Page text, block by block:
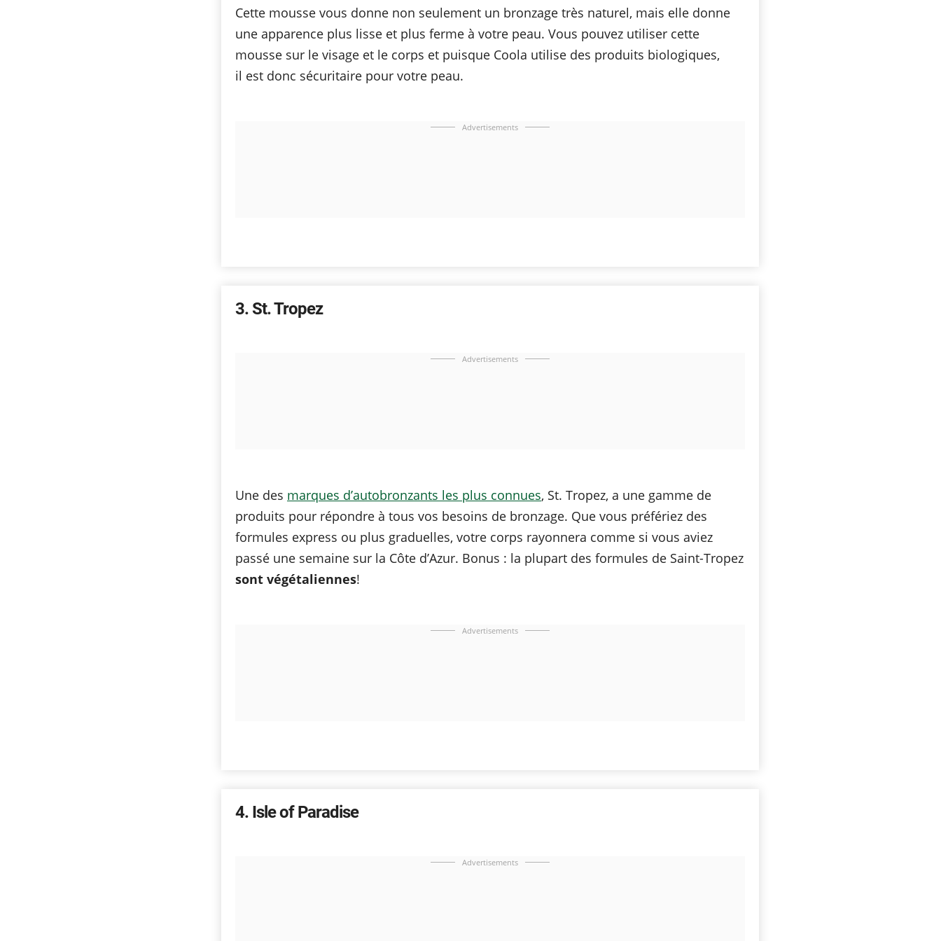
Cette mousse vous donne non seulement un bronzage très naturel, mais elle donne
une apparence plus lisse et plus ferme à votre peau. Vous pouvez utiliser cette
mousse sur le visage et le corps et puisque Coola utilise des produits biologiques,
il est donc sécuritaire pour votre peau.
Advertisements
3 St. Tropez
Advertisements
Une des marques d’autobronzants les plus connues, St. Tropez, a une gamme de
produits pour répondre à tous vos besoins de bronzage. Que vous préfériez des
formules express ou plus graduelles, votre corps rayonnera comme si vous aviez
passé une semaine sur la Côte d’Azur. Bonus : la plupart des formules de Saint-Tropez
sont végétaliennes!
Advertisements
4 Isle of Paradise
Advertisements